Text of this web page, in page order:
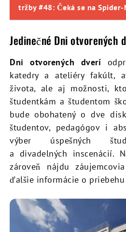
tržby #48: Čeká se na Spider-
Jedinečné Dni otvorených
Dni otvorených dverí
katedry a ateliéry fakúlt,
života, ale aj možnosti,
študentkám a študentom
bude obohatený o dve
študentov, pedagógov i
výber úspešných
a divadelných inscenácií.
zároveň nájdu
ďalšie informácie o